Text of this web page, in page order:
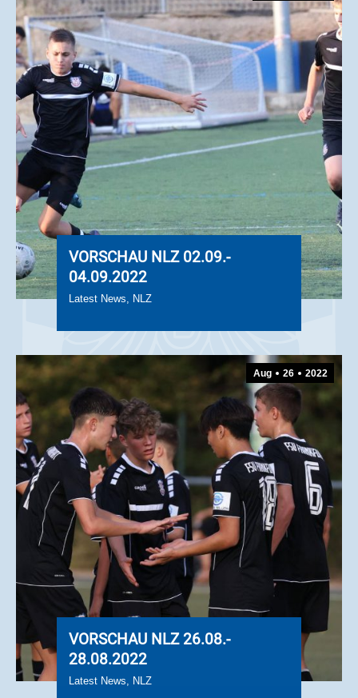
VORSCHAU NLZ 02.09.-
04.09.2022
Latest News, NLZ
Aug 26 2022
VORSCHAU NLZ 26.08.-
28.08.2022
Latest News, NLZ